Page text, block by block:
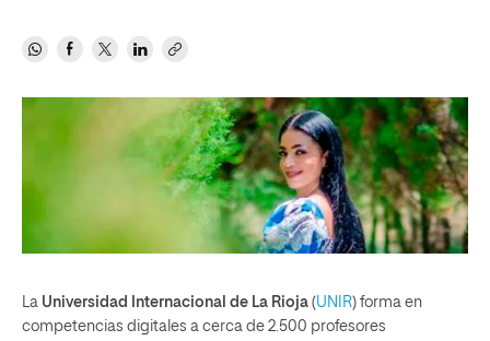
La Universidad Internacional de La Rioja (UNIR) forma en
competencias digitales a cerca de 2.500 profesores